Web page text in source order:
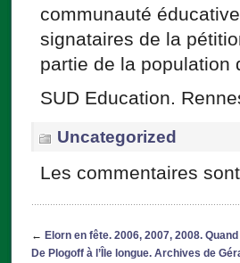
communauté
signataires de la
partie de la population
SUD Education.
Uncategorized
Les commentaires
← Elorn en fête. 2006, 2007, 2008.
De Plogoff à l’Île longue. Archives de